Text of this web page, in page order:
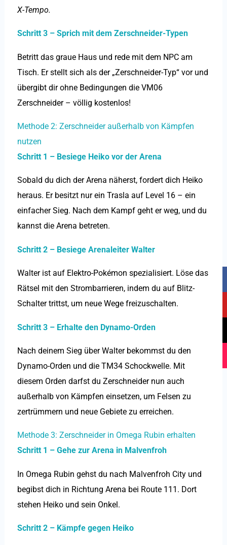
X-Tempo.
Schritt 3 – Sprich mit dem Zerschneider-Typen
Betritt das graue Haus und rede mit dem NPC am
Tisch. Er stellt sich als der „Zerschneider-Typ“ vor und
übergibt dir ohne Bedingungen die VM06
Zerschneider – völlig kostenlos!
Methode 2: Zerschneider außerhalb von Kämpfen
nutzen
Schritt 1 – Besiege Heiko vor der Arena
Sobald du dich der Arena näherst, fordert dich Heiko
heraus. Er besitzt nur ein Trasla auf Level 16 – ein
einfacher Sieg. Nach dem Kampf geht er weg, und du
kannst die Arena betreten.
Schritt 2 – Besiege Arenaleiter Walter
Walter ist auf Elektro-Pokémon spezialisiert. Löse das
Rätsel mit den Strombarrieren, indem du auf Blitz-
Schalter trittst, um neue Wege freizuschalten.
Schritt 3 – Erhalte den Dynamo-Orden
Nach deinem Sieg über Walter bekommst du den
Dynamo-Orden und die TM34 Schockwelle. Mit
diesem Orden darfst du Zerschneider nun auch
außerhalb von Kämpfen einsetzen, um Felsen zu
zertrümmern und neue Gebiete zu erreichen.
Methode 3: Zerschneider in Omega Rubin erhalten
Schritt 1 – Gehe zur Arena in Malvenfroh
In Omega Rubin gehst du nach Malvenfroh City und
begibst dich in Richtung Arena bei Route 111. Dort
stehen Heiko und sein Onkel.
Schritt 2 – Kämpfe gegen Heiko